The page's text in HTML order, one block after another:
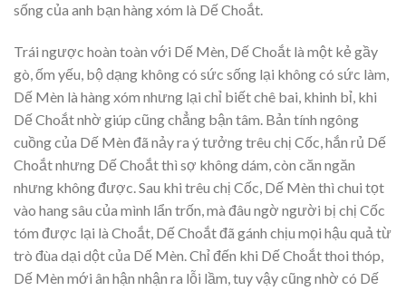
sống của anh bạn hàng xóm là Dế Choắt.
Trái ngược hoàn toàn với Dế Mèn, Dế Choắt là một kẻ gầy
gò, ốm yếu, bộ dạng không có sức sống lại không có sức làm,
Dế Mèn là hàng xóm nhưng lại chỉ biết chê bai, khinh bỉ, khi
Dế Choắt nhờ giúp cũng chẳng bận tâm. Bản tính ngông
cuồng của Dế Mèn đã nảy ra ý tưởng trêu chị Cốc, hắn rủ Dế
Choắt nhưng Dế Choắt thì sợ không dám, còn căn ngăn
nhưng không được. Sau khi trêu chị Cốc, Dế Mèn thì chui tọt
vào hang sâu của mình lẩn trốn, mà đâu ngờ người bị chị Cốc
tóm được lại là Choắt, Dế Choắt đã gánh chịu mọi hậu quả từ
trò đùa dại dột của Dế Mèn. Chỉ đến khi Dế Choắt thoi thóp,
Dế Mèn mới ân hận nhận ra lỗi lầm, tuy vậy cũng nhờ có Dế